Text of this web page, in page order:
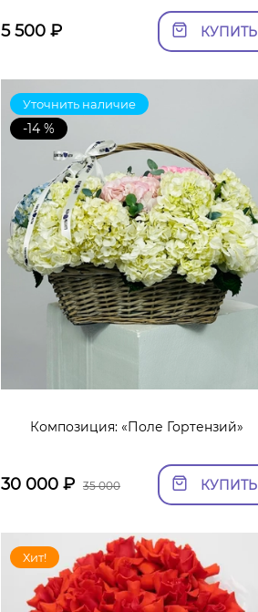
5 500₽ КУПИТЬ
Уточнить наличие
-14 %
Композиция: «Поле Гортензий»
30 000₽ 35 000 КУПИТЬ
Хит!